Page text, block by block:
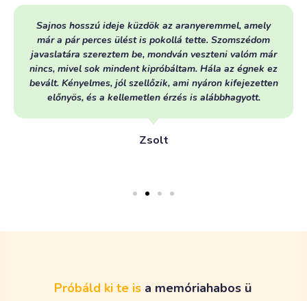
Sajnos hosszú ideje küzdök az aranyeremmel, amely
már a pár perces ülést is pokollá tette. Szomszédom
javaslatára szereztem be, mondván veszteni valóm már
nincs, mivel sok mindent kipróbáltam. Hála az égnek ez
bevált. Kényelmes, jól szellőzik, ami nyáron kifejezetten
előnyös, és a kellemetlen érzés is alábbhagyott.
Zsolt
Próbáld ki te is a me móriahabos ülő p